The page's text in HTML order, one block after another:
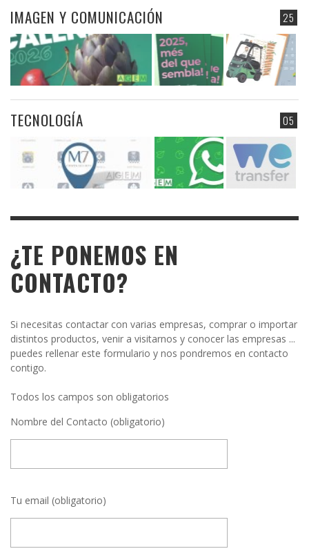
25
IMAGEN Y COMUNICACIÓN
05
TECNOLOGÍA
¿TE PONEMOS EN
CONTACTO?
Si necesitas contactar con varias empresas, comprar o importar
distintos productos, venir a visitarnos y conocer las empresas ...
puedes rellenar este formulario y nos pondremos en contacto
contigo.
Todos los campos son obligatorios
Nombre del Contacto (obligatorio)
Tu email (obligatorio)